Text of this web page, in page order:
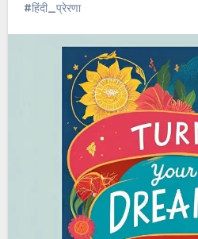
#हिंदी_प्रेरणा